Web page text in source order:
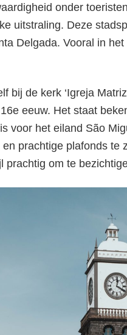
onder
uitstraling. Deze
Delgada. Vooral in
bij de kerk ‘Igreja
eeuw. Het staat
voor het eiland São
prachtige plafonds te
prachtig om te